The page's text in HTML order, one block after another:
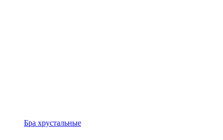
Бра хрустальные